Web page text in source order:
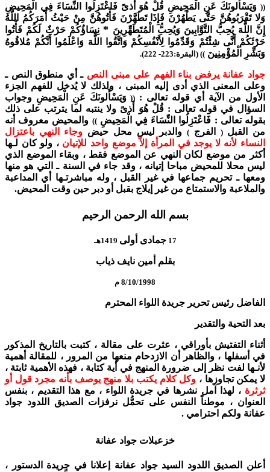
(( وَيَسْأَلونَكَ عَنِ الْمَحِيضِ قُلْ هُوَ أَذىً فَاعْتَزِلُوا النِّسَاءَ فِي الْمَحِيضِ
وَلا تَقْرَبُوهُنَّ حَتَّى يَطْهُرْنَ فَإِذَا تَطَهَّرْنَ فَأْتُوهُنَّ مِنْ حَيْثُ أَمَرَكُمُ اللَّهُ
إِنَّ اللَّهَ يُحِبُّ التَّوَّابِينَ وَيُحِبُّ الْمُتَطَهِّرِينَ * نِسَاؤُكُمْ حَرْثٌ لَكُمْ فَأْتُوا
حَرْثَكُمْ أَنَّى شِئْتُمْ وَقَدِّمُوا لِأَنْفُسِكُمْ وَاتَّقُوا اللَّهَ وَاعْلَمُوا أَنَّكُمْ مُلاقُوهُ
وَبَشِّرِ الْمُؤْمِنِينَ )) (البقرة:223- 222).
جواد عفانة يرفض بناء الفهم على مبنى النصـ أي منطوق النص ـ
وعلى المعنى الذي أدى إليه المبنى ، ولذلك لا يُدخل للفهم الجزء
الأول من الآية أي قوله تعالى : (( وَيَسْأَلونَكَ عَنِ الْمَحِيضِ وجواب
السؤال في قوله تعالى : قُلْ هُوَ أَذىً ولا ينتبه لما يترتب على ذلك
بقوله تعالى : فَاعْتَزِلُوا النِّسَاءَ فِي الْمَحِيضِ)) والمحيض معروف أنه
من القبل( الفرج )والدبر ليس محل حيض وجاء النهي باعتزال
النساء لأنه لا يوجد في المرأة إلاَّ موضع واحد للإتيان ، ولو كان لـها
أكثر من موضع لكان النهي عن الموضع فقط ، وبقاء الموضع الذي
ليس محلا للمحيض مباحا إتيانه ، وقد جاء في السنة ـ التي هو منها
ومعها ـ تحريم جماعها في غير القبل ، وله مباشرتـها أي المداعبة
والملاعبة والاستمتاع من غير إيلاج بقبل أو دبر حين وقت المحيض.
بسم الله الرحمن الرحيم
17 جمادى أولى
بقلم أمين نايف ذياب
8/10/1998 م
الفاضل رئيس تحرير جريدة اللواء المحترم
بعد التحية والتقدير
أثناء التفتيش بأوراقي ، عثرت على مقالة ، كتبت بالتاريخ المذكور
في أسفلها ، والظاهر أن الازدحام منعها من المرور ، للمقالة أهمية
لأنـها لفت نظر إلى ضرورة المنهج في أية كتابة ، فهذه الأهمية ثابتة ،
لا يمكن تجاوزها ، وكل كلام يكتب بلا منهج يوصف بأنه مجرد قول أو
ثرثرة ، لهذا آمل نشرها في جريدة اللواء ، مع هذا التقديم ، بنفس
العنوان ، موطناً النفس على تحمُّل نرفزات الصديق اللدود جواد
عفانة ولكم احترامي .
خزعبلات جواد عفانة
أعلن الصديق اللدود السيد جواد عفانة إعلانا في جريدة الدستور ،